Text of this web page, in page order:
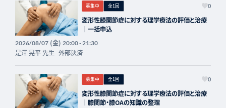
募集中 全1回 0
変形性膝関節症に対する理学療法の評価と治療
｜一括申込
2026/08/07(金) 20:00 - 21:30
是澤 晃平 先生 外部決済
募集中 全1回 0
変形性膝関節症に対する理学療法の評価と治療
｜膝関節・膝OAの知識の整理